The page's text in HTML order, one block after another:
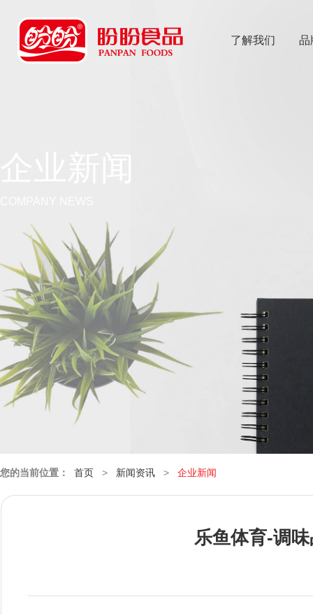
了解我们 品
您的当前位置： 首页 > 新闻资讯 > 企业新闻
乐鱼体育-调